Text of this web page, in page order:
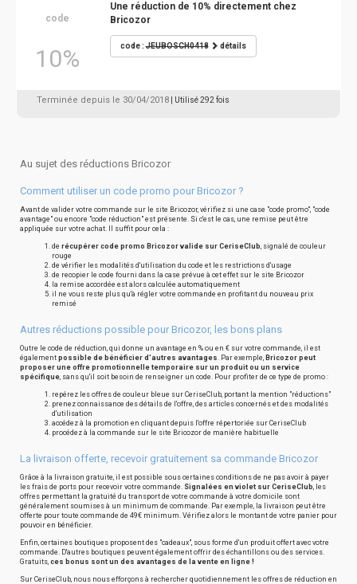
code
10%
Une réduction de 10% directement chez
Bricozor
code :JEUBOSCH0418 détails
Terminée depuis le 30/04/2018 | Utilisé 292 fois
Au sujet des réductions Bricozor
Comment utiliser un code promo pour Bricozor ?
Avant de valider votre commande sur le site Bricozor, vérifiez si une case "code promo", "code
avantage" ou encore "code réduction" est présente. Si c'est le cas, une remise peut être
appliquée sur votre achat. Il suffit pour cela :
de récupérer code promo Bricozor valide sur CeriseClub, signalé de couleur
rouge
de vérifier les modalités d'utilisation du code et les restrictions d'usage
de recopier le code fourni dans la case prévue à cet effet sur le site Bricozor
la remise accordée est alors calculée automatiquement
il ne vous reste plus qu'à régler votre commande en profitant du nouveau prix
remisé
Autres réductions possible pour Bricozor, les bons plans
Outre le code de réduction, qui donne un avantage en % ou en € sur votre commande, il est
également possible de bénéficier d'autres avantages. Par exemple, Bricozor peut
proposer une offre promotionnelle temporaire sur un produit ou un service
spécifique, sans qu'il soit besoin de renseigner un code. Pour profiter de ce type de promo :
repérez les offres de couleur bleue sur CeriseClub, portant la mention "réductions"
prenez connaissance des détails de l'offre, des articles concernés et des modalités
d'utilisation
accédez à la promotion en cliquant depuis l'offre répertoriée sur CeriseClub
procédez à la commande sur le site Bricozor de manière habituelle
La livraison offerte, recevoir gratuitement sa commande Bricozor
Grâce à la livraison gratuite, il est possible sous certaines conditions de ne pas avoir à payer
les frais de ports pour recevoir votre commande. Signalées en violet sur CeriseClub, les
offres permettant la gratuité du transport de votre commande à votre domicile sont
généralement soumises à un minimum de commande. Par exemple, la livraison peut être
offerte pour toute commande de 49€ minimum. Vérifiez alors le montant de votre panier pour
pouvoir en bénéficier.
Enfin, certaines boutiques proposent des "cadeaux", sous forme d'un produit offert avec votre
commande. D'autres boutiques peuvent également offrir des échantillons ou des services.
Gratuits, ces bonus sont un des avantages de la vente en ligne !
Sur CeriseClub, nous nous efforçons à rechercher quotidiennement les offres de réduction en